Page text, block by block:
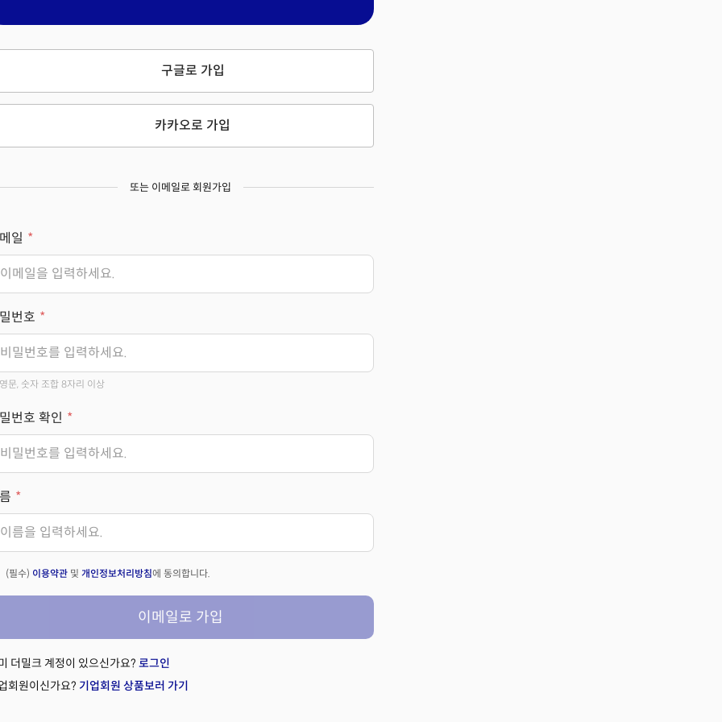
구글로 가입
카카오로 가입
또는 이메일로 회원가입
일
번호
영문, 숫자 조합 8자리 이상
번호 확인
(필수) 이용약관 및 개인정보처리방침에 동의합니다.
이메일로 가입
더밀크 계정이 있으신가요? 로그인
회원이신가요? 기업회원 상품보러 가기